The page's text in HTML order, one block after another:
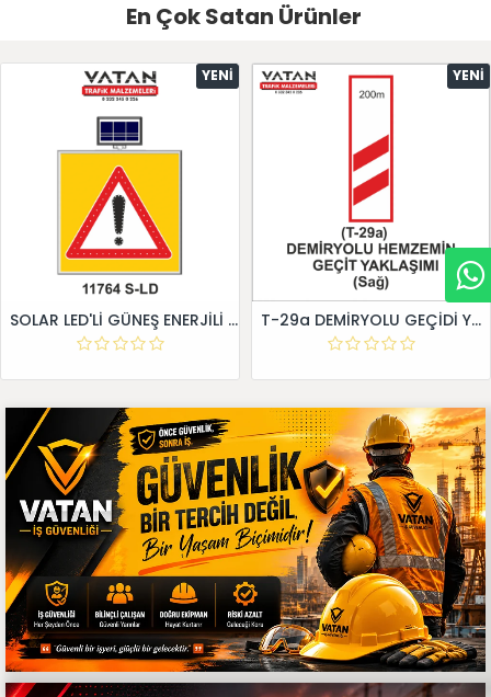
En Çok Satan Ürünler
YENI
SOLAR LED'Lİ GÜNEŞ ENERJİLİ LEVHA
YENI
T-29a DEMİRYOLU GEÇİDİ YAKLAŞIM LEVHALARI (Sağ)